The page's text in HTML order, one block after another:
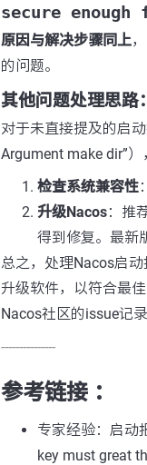
secure enough
原因与解决步骤同上
的问题。
其他问题处理思路：
对于未直接提及的启
Argument make dir”）
检查系统兼容性
升级Nacos：推
得到修复。最新
总之，处理Nacos启
升级软件，以符合最
Nacos社区的issue记
---------------
参考链接 ：
专家经验：启动
key must great